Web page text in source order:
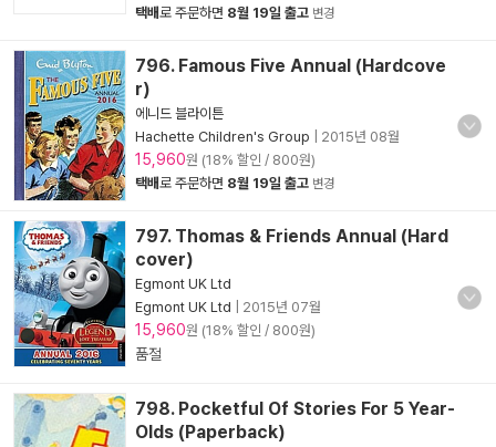
택배로 주문하면 8월 19일 출고 변경
796. Famous Five Annual (Hardcove
r)
에니드 블라이튼
Hachette Children's Group
2015년 08월
15,960원 (18% 할인 / 800원)
택배로 주문하면 8월 19일 출고 변경
797. Thomas & Friends Annual (Hard
cover)
Egmont UK Ltd
Egmont UK Ltd
2015년 07월
15,960원 (18% 할인 / 800원)
품절
798. Pocketful Of Stories For 5 Year-
Olds (Paperback)